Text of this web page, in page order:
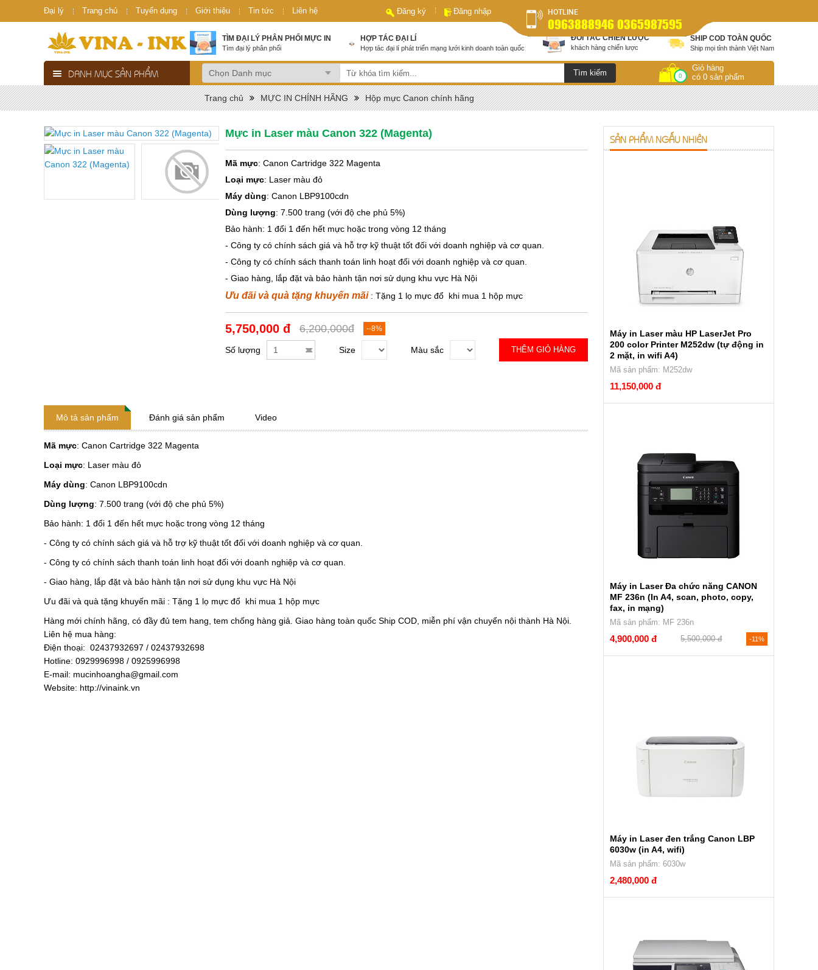
Đại lý Trang chủ Tuyển dụng Giới thiệu Tin tức Liên hệ Đăng ký Đăng nhập HOTLINE
0963888946 0365987595
TÌM ĐẠI LÝ PHÂN PHỐI MỰC IN
Tìm đại lý phân phối
HỢP TÁC ĐẠI LÍ
Hợp tác đại lí phát triển mạng lưới kinh doanh toàn quốc
ĐỐI TÁC CHIẾN LƯỢC
khách hàng chiến lược
SHIP COD TOÀN QUỐC
Ship mọi tỉnh thành Việt Nam
DANH MỤC SẢN PHẨM 0
Giỏ hàng
có 0 sản phẩm
Trang chủ MỰC IN CHÍNH HÃNG Hộp mực Canon chính hãng
Mực in Laser màu Canon 322 (Magenta)
Mã mực: Canon Cartridge 322 Magenta
Loại mực: Laser màu đỏ
Máy dùng: Canon LBP9100cdn
Dùng lượng: 7.500 trang (với độ che phủ 5%)
Bảo hành: 1 đổi 1 đến hết mực hoặc trong vòng 12 tháng
- Công ty có chính sách giá và hỗ trợ kỹ thuật tốt đối với doanh nghiệp và cơ quan.
- Công ty có chính sách thanh toán linh hoạt đối với doanh nghiệp và cơ quan.
- Giao hàng, lắp đặt và bảo hành tận nơi sử dụng khu vực Hà Nội
Ưu đãi và quà tặng khuyến mãi : Tặng 1 lọ mực đổ khi mua 1 hộp mực
5,750,000 đ 6,200,000đ --8%
Số lượng Size Màu sắc THÊM GIỎ HÀNG
Mô tả sản phẩm Đánh giá sản phẩm Video
Mã mực: Canon Cartridge 322 Magenta
Loại mực: Laser màu đỏ
Máy dùng: Canon LBP9100cdn
Dùng lượng: 7.500 trang (với độ che phủ 5%)
Bảo hành: 1 đổi 1 đến hết mực hoặc trong vòng 12 tháng
- Công ty có chính sách giá và hỗ trợ kỹ thuật tốt đối với doanh nghiệp và cơ quan.
- Công ty có chính sách thanh toán linh hoạt đối với doanh nghiệp và cơ quan.
- Giao hàng, lắp đặt và bảo hành tận nơi sử dụng khu vực Hà Nội
Ưu đãi và quà tặng khuyến mãi : Tặng 1 lọ mực đổ khi mua 1 hộp mực
Hàng mới chính hãng, có đầy đủ tem hang, tem chống hàng giả. Giao hàng toàn quốc Ship COD, miễn phí vận chuyển nội thành Hà Nội.
Liên hệ mua hàng:
Điện thoại: 02437932697 / 02437932698
Hotline: 0929996998 / 0925996998
E-mail: mucinhoangha@gmail.com
Website: http://vinaink.vn
SẢN PHẨM NGẪU NHIÊN
Máy in Laser màu HP LaserJet Pro
200 color Printer M252dw (tự động in
2 mặt, in wifi A4)
Mã sản phẩm: M252dw
11,150,000 đ
Máy in Laser Đa chức năng CANON
MF 236n (In A4, scan, photo, copy,
fax, in mạng)
Mã sản phẩm: MF 236n
4,900,000 đ 5,500,000 đ -11%
Máy in Laser đen trắng Canon LBP
6030w (in A4, wifi)
Mã sản phẩm: 6030w
2,480,000 đ